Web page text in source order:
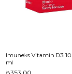
Imuneks Vitamin D3
ml